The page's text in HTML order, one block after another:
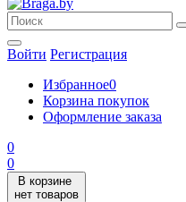
Войти Регистрация
Избранное0
Корзина покупок
Оформление заказа
0
0
В корзине
нет товаров